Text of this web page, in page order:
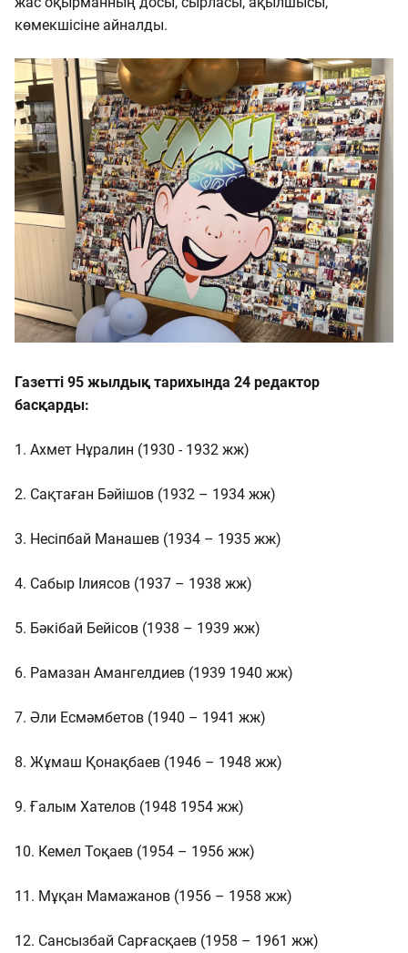
көмекшісіне айналды.
Газетті 95 жылдық тарихында 24 редактор
басқарды:
1. Ахмет Нұралин (1930 - 1932 жж)
2. Сақтаған Бәйішов (1932 – 1934 жж)
3. Несіпбай Манашев (1934 – 1935 жж)
4. Сабыр Ілиясов (1937 – 1938 жж)
5. Бәкібай Бейісов (1938 – 1939 жж)
6. Рамазан Амангелдиев (1939 1940 жж)
7. Әли Есмәмбетов (1940 – 1941 жж)
8. Жұмаш Қонақбаев (1946 – 1948 жж)
9. Ғалым Хателов (1948 1954 жж)
10. Кемел Тоқаев (1954 – 1956 жж)
11. Мұқан Мамажанов (1956 – 1958 жж)
12. Сансызбай Сарғасқаев (1958 – 1961 жж)